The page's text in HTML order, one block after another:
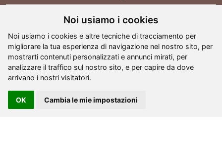
Noi usiamo i cookies
Noi usiamo i cookies e altre tecniche di tracciamento per
migliorare la tua esperienza di navigazione nel nostro sito, per
mostrarti contenuti personalizzati e annunci mirati, per
analizzare il traffico sul nostro sito, e per capire da dove
arrivano i nostri visitatori.
OK Cambia le mie impostazioni